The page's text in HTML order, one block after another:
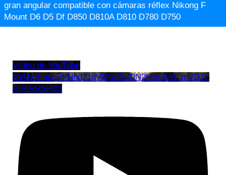
gran angular compatible con cámaras réflex Nikong F
Mount D6 D5 Df D850 D810A D810 D780 D750
Vídeo de YouTube
VVUxRmppRkNnd21qV0FwTldON2h5V3VRLmVDZz
RiRjRRSHZ3